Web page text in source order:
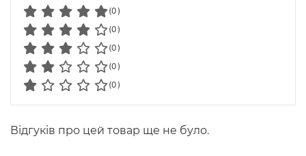
(0)
(0)
(0)
(0)
(0)
Відгуків про цей товар ще не було.